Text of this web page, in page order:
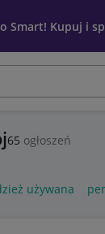
Smart! Kupuj i
65 ogłoszeń
używana